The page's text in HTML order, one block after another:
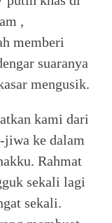
,
memberi
suaranya
mengusik.
kami dari
jiwa ke dalam
Rahmat
sekali lagi
sekali.